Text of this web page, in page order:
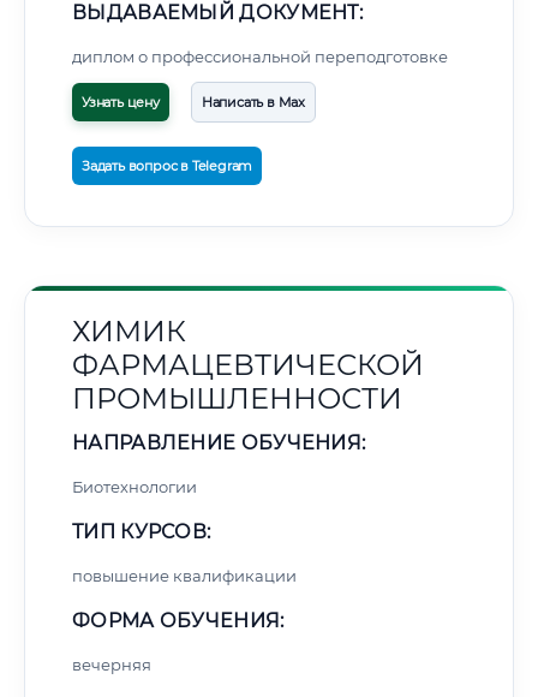
ВЫДАВАЕМЫЙ ДОКУМЕНТ:
диплом о профессиональной переподготовке
Узнать цену Написать в Max
Задать вопрос в Telegram
ХИМИК
ФАРМАЦЕВТИЧЕСКОЙ
ПРОМЫШЛЕННОСТИ
НАПРАВЛЕНИЕ ОБУЧЕНИЯ:
Биотехнологии
ТИП КУРСОВ:
повышение квалификации
ФОРМА ОБУЧЕНИЯ:
вечерняя